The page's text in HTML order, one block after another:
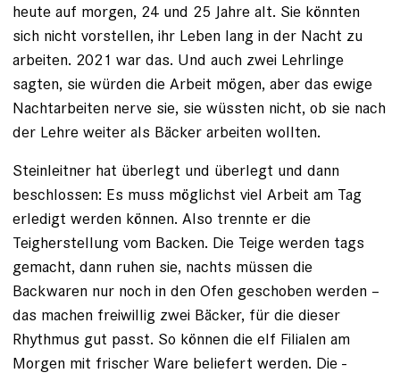
heute auf morgen, 24 und 25 Jahre alt. Sie könnten
sich nicht vorstellen, ihr Leben lang in der Nacht zu
arbeiten. 2021 war das. Und auch zwei Lehrlinge
sagten, sie würden die Arbeit mögen, aber das ewige
Nachtarbeiten nerve sie, sie wüssten nicht, ob sie nach
der Lehre weiter als Bäcker arbeiten wollten.
Steinleitner hat überlegt und überlegt und dann
beschlossen: Es muss möglichst viel Arbeit am Tag
erledigt werden können. Also trennte er die
Teigherstellung vom Backen. Die Teige werden tags
gemacht, dann ruhen sie, nachts müssen die
Backwaren nur noch in den Ofen geschoben werden –
das machen freiwillig zwei Bäcker, für die dieser
Rhythmus gut passt. So können die elf ­Filialen am
Morgen mit frischer Ware beliefert werden. Die ­